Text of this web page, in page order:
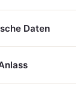
Daten